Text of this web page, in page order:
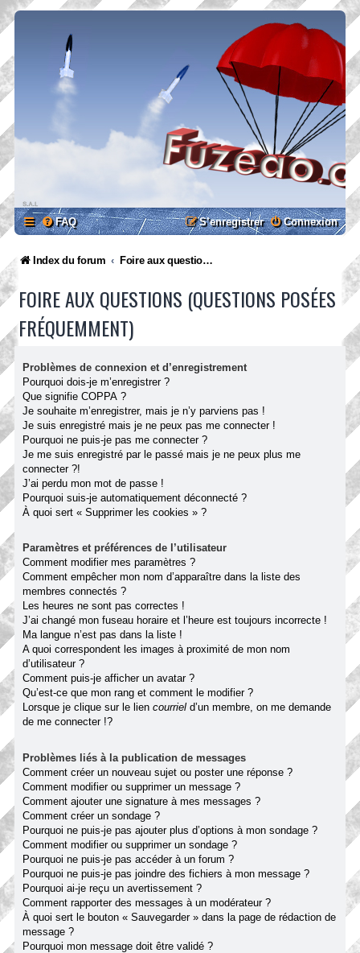
FAQ Connexion
S’enregistrer
Index du forum Foire aux questions (Questions posées fréquemment)
FOIRE AUX QUESTIONS (QUESTIONS POSÉES
FRÉQUEMMENT)
Problèmes de connexion et d’enregistrement
Pourquoi dois-je m’enregistrer ?
Que signifie COPPA ?
Je souhaite m’enregistrer, mais je n’y parviens pas !
Je suis enregistré mais je ne peux pas me connecter !
Pourquoi ne puis-je pas me connecter ?
Je me suis enregistré par le passé mais je ne peux plus me
connecter ?!
J’ai perdu mon mot de passe !
Pourquoi suis-je automatiquement déconnecté ?
À quoi sert « Supprimer les cookies » ?
Paramètres et préférences de l’utilisateur
Comment modifier mes paramètres ?
Comment empêcher mon nom d’apparaître dans la liste des
membres connectés ?
Les heures ne sont pas correctes !
J’ai changé mon fuseau horaire et l’heure est toujours incorrecte !
Ma langue n’est pas dans la liste !
A quoi correspondent les images à proximité de mon nom
d’utilisateur ?
Comment puis-je afficher un avatar ?
Qu’est-ce que mon rang et comment le modifier ?
Lorsque je clique sur le lien courriel d’un membre, on me demande
de me connecter !?
Problèmes liés à la publication de messages
Comment créer un nouveau sujet ou poster une réponse ?
Comment modifier ou supprimer un message ?
Comment ajouter une signature à mes messages ?
Comment créer un sondage ?
Pourquoi ne puis-je pas ajouter plus d’options à mon sondage ?
Comment modifier ou supprimer un sondage ?
Pourquoi ne puis-je pas accéder à un forum ?
Pourquoi ne puis-je pas joindre des fichiers à mon message ?
Pourquoi ai-je reçu un avertissement ?
Comment rapporter des messages à un modérateur ?
À quoi sert le bouton « Sauvegarder » dans la page de rédaction de
message ?
Pourquoi mon message doit être validé ?